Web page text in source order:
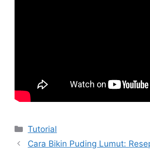
Kategori
Tutorial
Cara Bikin Puding Lumut: